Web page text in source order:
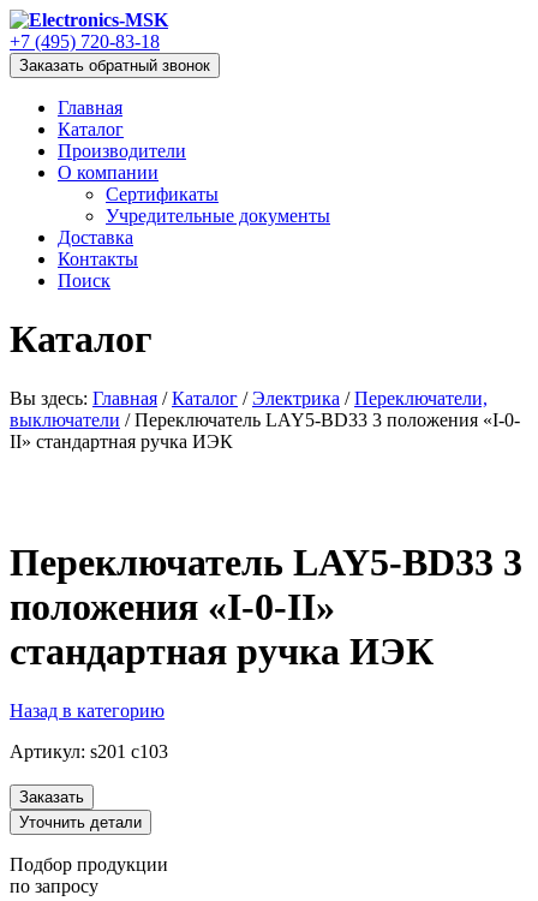
+7 (495) 720-83-18
Заказать обратный звонок
Главная
Каталог
Производители
О компании
Сертификаты
Учредительные документы
Доставка
Контакты
Поиск
Каталог
Вы здесь: Главная / Каталог / Электрика / Переключатели,
выключатели / Переключатель LAY5-BD33 3 положения «I-0-
II» стандартная ручка ИЭК
Переключатель LAY5-BD33 3
положения «I-0-II»
стандартная ручка ИЭК
Назад в категорию
Артикул: s201 c103
Заказать
Уточнить детали
Подбор продукции
по запросу